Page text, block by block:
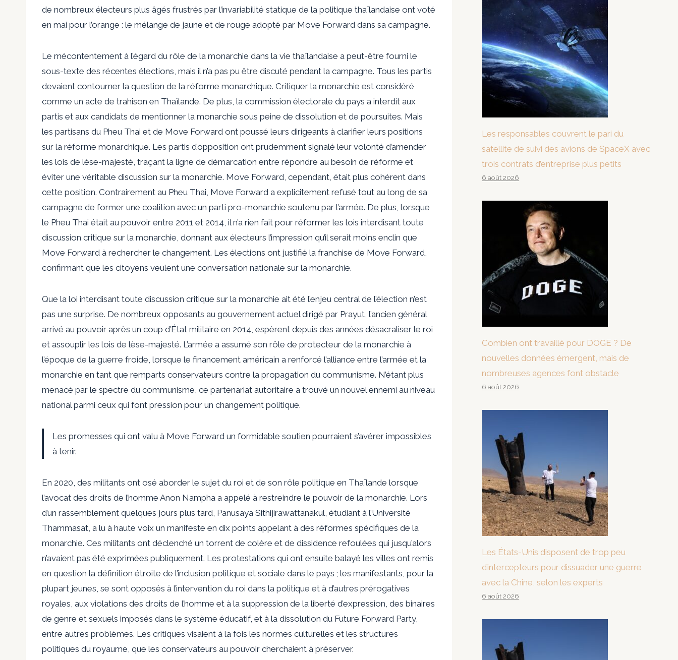
de nombreux électeurs plus âgés frustrés par l’invariabilité statique de la politique thaïlandaise ont voté
en mai pour l’orange : le mélange de jaune et de rouge adopté par Move Forward dans sa campagne.
Le mécontentement à l’égard du rôle de la monarchie dans la vie thaïlandaise a peut-être fourni le
sous-texte des récentes élections, mais il n’a pas pu être discuté pendant la campagne. Tous les partis
devaient contourner la question de la réforme monarchique. Critiquer la monarchie est considéré
comme un acte de trahison en Thaïlande. De plus, la commission électorale du pays a interdit aux
partis et aux candidats de mentionner la monarchie sous peine de dissolution et de poursuites. Mais
les partisans du Pheu Thai et de Move Forward ont poussé leurs dirigeants à clarifier leurs positions
sur la réforme monarchique. Les partis d’opposition ont prudemment signalé leur volonté d’amender
les lois de lèse-majesté, traçant la ligne de démarcation entre répondre au besoin de réforme et
éviter une véritable discussion sur la monarchie. Move Forward, cependant, était plus cohérent dans
cette position. Contrairement au Pheu Thai, Move Forward a explicitement refusé tout au long de sa
campagne de former une coalition avec un parti pro-monarchie soutenu par l’armée. De plus, lorsque
le Pheu Thai était au pouvoir entre 2011 et 2014, il n’a rien fait pour réformer les lois interdisant toute
discussion critique sur la monarchie, donnant aux électeurs l’impression qu’il serait moins enclin que
Move Forward à rechercher le changement. Les élections ont justifié la franchise de Move Forward,
confirmant que les citoyens veulent une conversation nationale sur la monarchie.
Que la loi interdisant toute discussion critique sur la monarchie ait été l’enjeu central de l’élection n’est
pas une surprise. De nombreux opposants au gouvernement actuel dirigé par Prayut, l’ancien général
arrivé au pouvoir après un coup d’État militaire en 2014, espèrent depuis des années désacraliser le roi
et assouplir les lois de lèse-majesté. L’armée a assumé son rôle de protecteur de la monarchie à
l’époque de la guerre froide, lorsque le financement américain a renforcé l’alliance entre l’armée et la
monarchie en tant que remparts conservateurs contre la propagation du communisme. N’étant plus
menacé par le spectre du communisme, ce partenariat autoritaire a trouvé un nouvel ennemi au niveau
national parmi ceux qui font pression pour un changement politique.
Les promesses qui ont valu à Move Forward un formidable soutien pourraient s’avérer impossibles
à tenir.
En 2020, des militants ont osé aborder le sujet du roi et de son rôle politique en Thaïlande lorsque
l’avocat des droits de l’homme Anon Nampha a appelé à restreindre le pouvoir de la monarchie. Lors
d’un rassemblement quelques jours plus tard, Panusaya Sithijirawattanakul, étudiant à l’Université
Thammasat, a lu à haute voix un manifeste en dix points appelant à des réformes spécifiques de la
monarchie. Ces militants ont déclenché un torrent de colère et de dissidence refoulées qui jusqu’alors
n’avaient pas été exprimées publiquement. Les protestations qui ont ensuite balayé les villes ont remis
en question la définition étroite de l’inclusion politique et sociale dans le pays ; les manifestants, pour la
plupart jeunes, se sont opposés à l’intervention du roi dans la politique et à d’autres prérogatives
royales, aux violations des droits de l’homme et à la suppression de la liberté d’expression, des binaires
de genre et sexuels imposés dans le système éducatif, et à la dissolution du Future Forward Party,
entre autres problèmes. Les critiques visaient à la fois les normes culturelles et les structures
politiques du royaume, que les conservateurs au pouvoir cherchaient à préserver.
Les responsables couvrent le pari du
satellite de suivi des avions de SpaceX avec
trois contrats d’entreprise plus petits
6 août 2026
Combien ont travaillé pour DOGE ? De
nouvelles données émergent, mais de
nombreuses agences font obstacle
6 août 2026
Les États-Unis disposent de trop peu
d’intercepteurs pour dissuader une guerre
avec la Chine, selon les experts
6 août 2026